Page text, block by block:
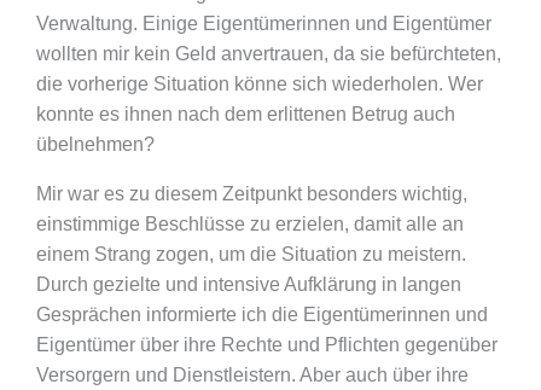
Verwaltung. Einige Eigentümerinnen und Eigentümer
wollten mir kein Geld anvertrauen, da sie befürchteten,
die vorherige Situation könne sich wiederholen. Wer
konnte es ihnen nach dem erlittenen Betrug auch
übelnehmen?
Mir war es zu diesem Zeitpunkt besonders wichtig,
einstimmige Beschlüsse zu erzielen, damit alle an
einem Strang zogen, um die Situation zu meistern.
Durch gezielte und intensive Aufklärung in langen
Gesprächen informierte ich die Eigentümerinnen und
Eigentümer über ihre Rechte und Pflichten gegenüber
Versorgern und Dienstleistern. Aber auch über ihre